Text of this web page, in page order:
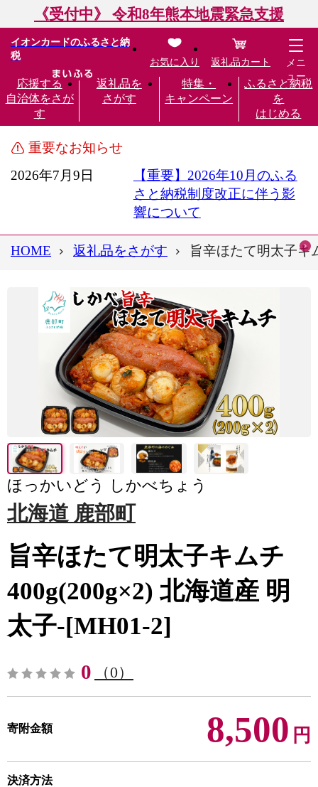
《受付中》 令和8年熊本地震緊急支援
イオンカードのふるさと納
税
応援する
自治体をさが
す
返礼品を
さがす
特集・
キャンペーン
ふるさと納税
を
はじめる
お気に入り 返礼品カート
メニ
ュー
重要なお知らせ
2026年7月9日
【重要】2026年10月のふる
さと納税制度改正に伴う影
響について
HOME 返礼品をさがす 旨辛ほたて明太子キ
ほっかいどう しかべちょう
北海道 鹿部町
旨辛ほたて明太子キムチ
400g(200g×2) 北海道産 明
太子-[MH01-2]
0 （0）
寄附金額 8,500 円
決済方法